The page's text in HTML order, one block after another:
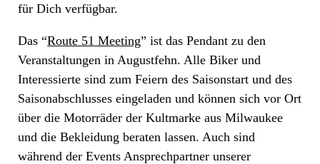
für Dich verfügbar.
Das “Route 51 Meeting” ist das Pendant zu den
Veranstaltungen in Augustfehn. Alle Biker und
Interessierte sind zum Feiern des Saisonstart und des
Saisonabschlusses eingeladen und können sich vor Ort
über die Motorräder der Kultmarke aus Milwaukee
und die Bekleidung beraten lassen. Auch sind
während der Events Ansprechpartner unserer